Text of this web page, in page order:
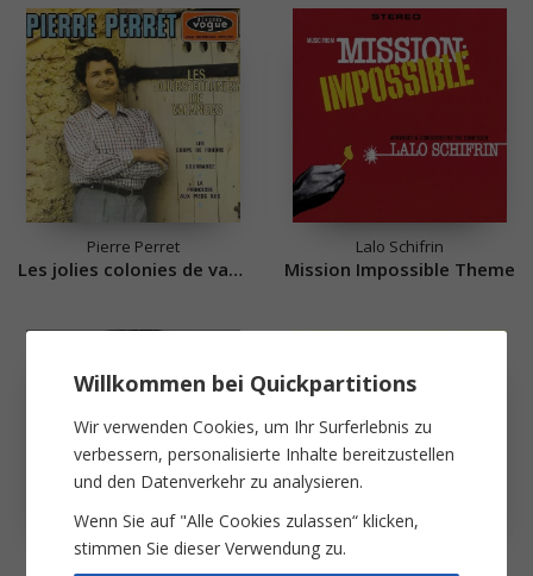
Pierre Perret
Les jolies colonies de vacances
Lalo Schifrin
Mission Impossible Theme
Willkommen bei Quickpartitions
Wir verwenden Cookies, um Ihr Surferlebnis zu
verbessern, personalisierte Inhalte bereitzustellen
und den Datenverkehr zu analysieren.
Wenn Sie auf "Alle Cookies zulassen“ klicken,
stimmen Sie dieser Verwendung zu.